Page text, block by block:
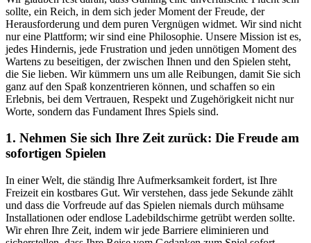
sollte, ein Reich, in dem sich jeder Moment der Freude, der
Herausforderung und dem puren Vergnügen widmet. Wir sind nicht
nur eine Plattform; wir sind eine Philosophie. Unsere Mission ist es,
jedes Hindernis, jede Frustration und jeden unnötigen Moment des
Wartens zu beseitigen, der zwischen Ihnen und den Spielen steht,
die Sie lieben. Wir kümmern uns um alle Reibungen, damit Sie sich
ganz auf den Spaß konzentrieren können, und schaffen so ein
Erlebnis, bei dem Vertrauen, Respekt und Zugehörigkeit nicht nur
Worte, sondern das Fundament Ihres Spiels sind.
1. Nehmen Sie sich Ihre Zeit zurück: Die Freude am
sofortigen Spielen
In einer Welt, die ständig Ihre Aufmerksamkeit fordert, ist Ihre
Freizeit ein kostbares Gut. Wir verstehen, dass jede Sekunde zählt
und dass die Vorfreude auf das Spielen niemals durch mühsame
Installationen oder endlose Ladebildschirme getrübt werden sollte.
Wir ehren Ihre Zeit, indem wir jede Barriere eliminieren und